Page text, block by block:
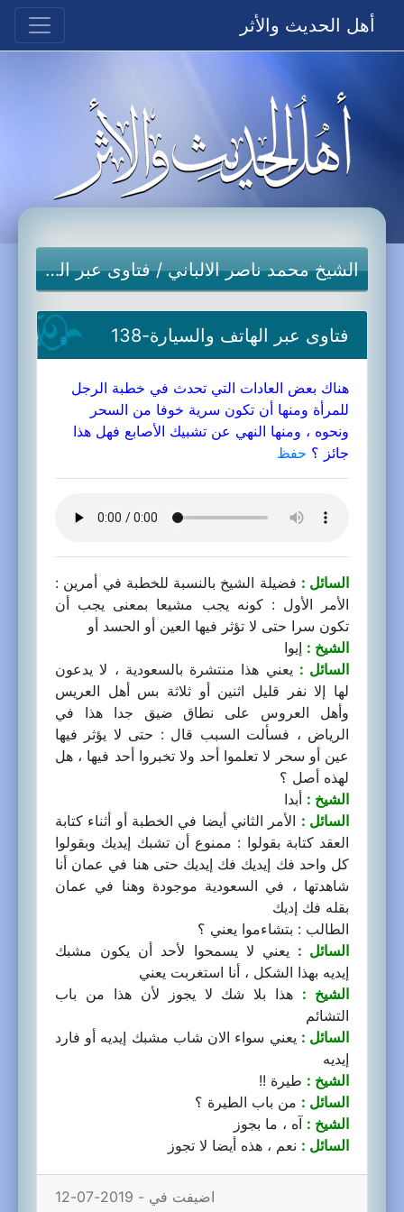
أهل الحديث والأثر
الشيخ محمد ناصر الالباني/فتاوى عبر الهاتف والسيارة
فتاوى عبر الهاتف والسيارة-138
هناك بعض العادات التي تحدث في خطبة الرجل
للمرأة ومنها أن تكون سرية خوفا من السحر
ونحوه ، ومنها النهي عن تشبيك الأصابع فهل هذا
جائز ؟ حفظ
السائل : فضيلة الشيخ بالنسبة للخطبة في أمرين :
الأمر الأول : كونه يجب مشيعا بمعنى يجب أن
تكون سرا حتى لا تؤثر فيها العين أو الحسد أو
الشيخ : إيوا
السائل : يعني هذا منتشرة بالسعودية ، لا يدعون
لها إلا نفر قليل اثنين أو ثلاثة بس أهل العريس
وأهل العروس على نطاق ضيق جدا هذا في
الرياض ، فسألت السبب قال : حتى لا يؤثر فيها
عين أو سحر لا تعلموا أحد ولا تخبروا أحد فيها ، هل
لهذه أصل ؟
الشيخ : أبدا
السائل : الأمر الثاني أيضا في الخطبة أو أثناء كتابة
العقد كتابة بقولوا : ممنوع أن تشبك إيديك وبقولوا
كل واحد فك إيديك فك إيديك حتى هنا في عمان أنا
شاهدتها ، في السعودية موجودة وهنا في عمان
بقله فك إديك
الطالب : بتشاءموا يعني ؟
السائل : يعني لا يسمحوا لأحد أن يكون مشبك
إيديه بهذا الشكل ، أنا استغربت يعني
الشيخ : هذا بلا شك لا يجوز لأن هذا من باب
التشائم
السائل : يعني سواء الان شاب مشبك إيديه أو فارد
إيديه
الشيخ : طيرة !!
السائل : من باب الطيرة ؟
الشيخ : آه ، ما بجوز
السائل : نعم ، هذه أيضا لا تجوز
اضيفت في - 2019-07-12